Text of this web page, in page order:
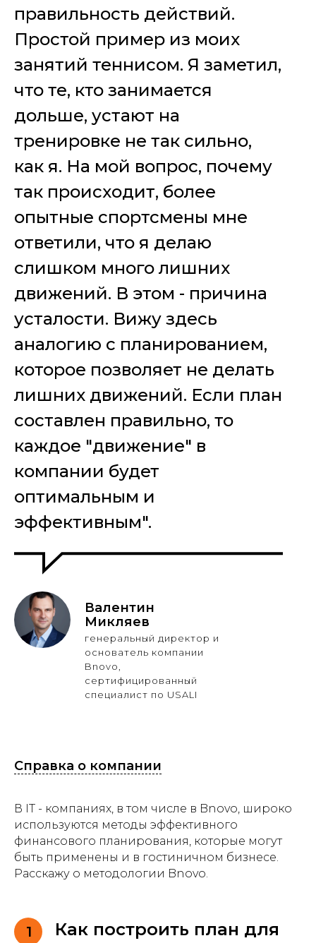
правильность действий.
Простой пример из моих
занятий теннисом. Я заметил,
что те, кто занимается
дольше, устают на
тренировке не так сильно,
как я. На мой вопрос, почему
так происходит, более
опытные спортсмены мне
ответили, что я делаю
слишком много лишних
движений. В этом - причина
усталости. Вижу здесь
аналогию с планированием,
которое позволяет не делать
лишних движений. Если план
составлен правильно, то
каждое "движение" в
компании будет
оптимальным и
эффективным".
Валентин
Микляев
генеральный директор и
основатель компании
Bnovo,
сертифицированный
специалист по USALI
Справка о компании
В IT - компаниях, в том числе в Bnovo, широко
используются методы эффективного
финансового планирования, которые могут
быть применены и в гостиничном бизнесе.
Расскажу о методологии Bnovo.
1 Как построить план для